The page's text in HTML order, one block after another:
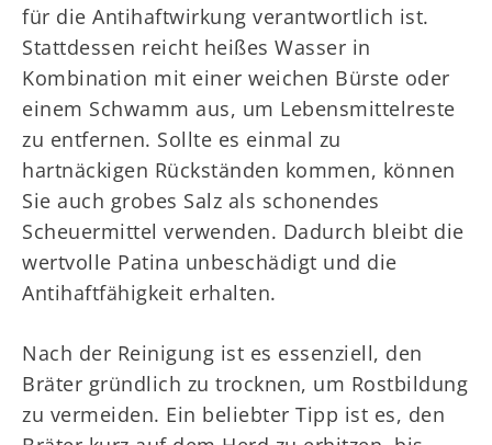
für die Antihaftwirkung verantwortlich ist.
Stattdessen reicht heißes Wasser in
Kombination mit einer weichen Bürste oder
einem Schwamm aus, um Lebensmittelreste
zu entfernen. Sollte es einmal zu
hartnäckigen Rückständen kommen, können
Sie auch grobes Salz als schonendes
Scheuermittel verwenden. Dadurch bleibt die
wertvolle Patina unbeschädigt und die
Antihaftfähigkeit erhalten.
Nach der Reinigung ist es essenziell, den
Bräter gründlich zu trocknen, um Rostbildung
zu vermeiden. Ein beliebter Tipp ist es, den